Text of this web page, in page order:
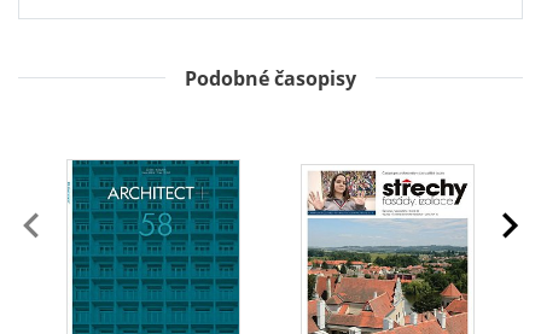
Podobné časopisy